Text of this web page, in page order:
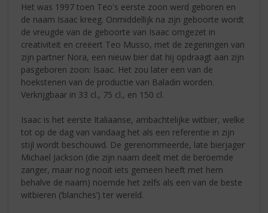
Het was 1997 toen Teo's eerste zoon werd geboren en
de naam Isaac kreeg. Onmiddellijk na zijn geboorte wordt
de vreugde van de geboorte van Isaac omgezet in
creativiteit en creëert Teo Musso, met de zegeningen van
zijn partner Nora, een nieuw bier dat hij opdraagt aan zijn
pasgeboren zoon: Isaac. Het zou later een van de
hoekstenen van de productie van Baladin worden.
Verkrijgbaar in 33 cl., 75 cl., en 150 cl.
Isaac is het eerste Italiaanse, ambachtelijke witbier, welke
tot op de dag van vandaag het als een referentie in zijn
stijl wordt beschouwd. De gerenommeerde, late bierjager
Michael Jackson (die zijn naam deelt met de beroemde
zanger, maar nog nooit iets gemeen heeft met hem
behalve de naam) noemde het zelfs als een van de beste
witbieren (‘blanches’) ter wereld.